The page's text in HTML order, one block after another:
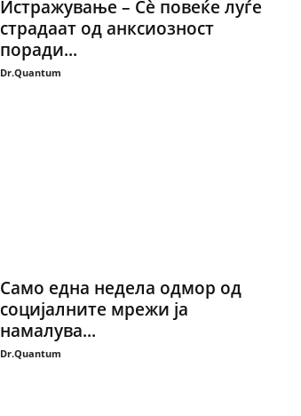
Истражување – Сѐ повеќе луѓе
страдаат од анксиозност
поради...
Dr.Quantum
Само една недела одмор од
социјалните мрежи ја
намалува...
Dr.Quantum